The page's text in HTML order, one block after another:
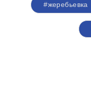
#жеребьевка